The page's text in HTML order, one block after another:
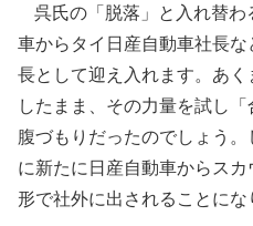
呉氏の「脱落」と入れ替わ
車からタイ日産自動車社長
長として迎え入れます。あ
したまま、その力量を試し
腹づもりだったのでしょう
に新たに日産自動車からス
形で社外に出されることにな